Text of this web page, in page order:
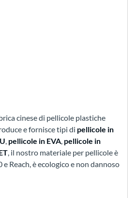
cinese di pellicole plastiche
e fornisce tipi di pellicole in
, pellicole in EVA, pellicole in
, il nostro materiale per pellicole è
e Reach, è ecologico e non dannoso